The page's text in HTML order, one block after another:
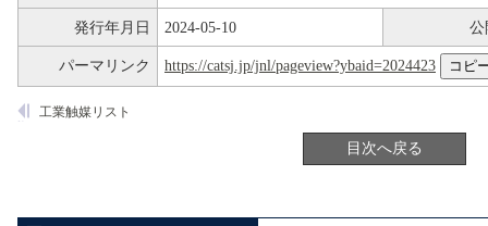
発行年月日 2024-05-10 公
パーマリンク https://catsj.jp/jnl/pageview?ybaid=2024423
工業触媒リスト
目次へ戻る